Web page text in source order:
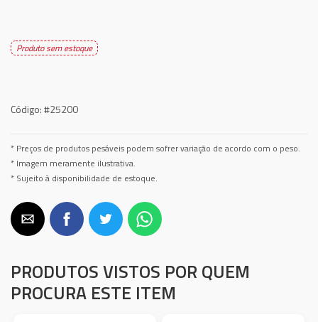
Produto sem estoque
Código:#25200
* Preços de produtos pesáveis podem sofrer variação de acordo com o peso.
* Imagem meramente ilustrativa.
* Sujeito à disponibilidade de estoque.
PRODUTOS VISTOS POR QUEM
PROCURA ESTE ITEM